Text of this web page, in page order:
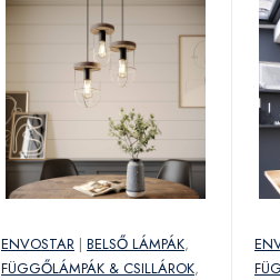
ENVOSTAR | BELSŐ LÁMPÁK,
FÜGGŐLÁMPÁK & CSILLÁROK,